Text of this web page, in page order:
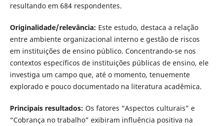
resultando em 684 respondentes.
Originalidade/relevância: Este estudo, destaca a relação
entre ambiente organizacional interno e gestão de riscos
em instituições de ensino público. Concentrando-se nos
contextos específicos de instituições públicas de ensino, ele
investiga um campo que, até o momento, tenuemente
explorado e pouco documentado na literatura acadêmica.
Principais resultados: Os fatores “Aspectos culturais” e
“Cobrança no trabalho” exibiram influência positiva na